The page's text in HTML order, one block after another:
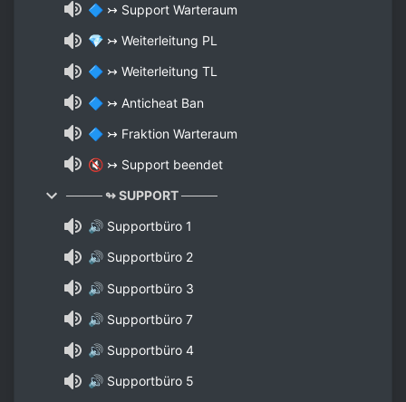
🔷 ↣ Support Warteraum
💎 ↣ Weiterleitung PL
🔷 ↣ Weiterleitung TL
🔷 ↣ Anticheat Ban
🔷 ↣ Fraktion Warteraum
🔇 ↣ Support beendet
──── ↬ SUPPORT ────
🔊 Supportbüro 1
🔊 Supportbüro 2
🔊 Supportbüro 3
🔊 Supportbüro 7
🔊 Supportbüro 4
🔊 Supportbüro 5